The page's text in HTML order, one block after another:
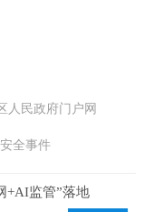
人民政府门户网
安全事件
+AI监管”落地